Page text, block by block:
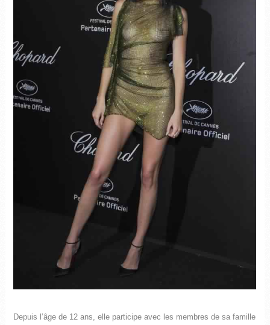
Depuis l’âge de 12 ans, elle participe avec les membres de sa famille